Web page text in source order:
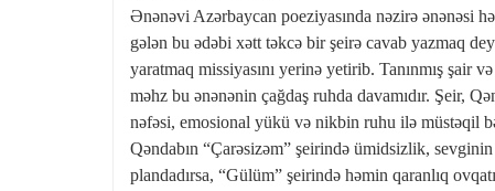
Ənənəvi Azərbaycan poeziyasında nəzirə ənənəsi
gələn bu ədəbi xətt təkcə bir şeirə cavab yazmaq
yaratmaq missiyasını yerinə yetirib. Tanınmış şair
məhz bu ənənənin çağdaş ruhda davamıdır. Şeir,
nəfəsi, emosional yükü və nikbin ruhu ilə müstəqil
Qəndabın “Çarəsizəm” şeirində ümidsizlik, sevginin
plandadırsa, “Gülüm” şeirində həmin qaranlıq